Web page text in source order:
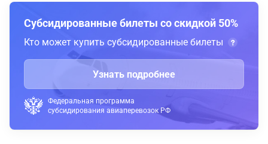
Субсидированные билеты со скидкой 50%
Кто может купить субсидированные билеты
Узнать подробнее
Федеральная программа
субсидирования авиаперевозок РФ